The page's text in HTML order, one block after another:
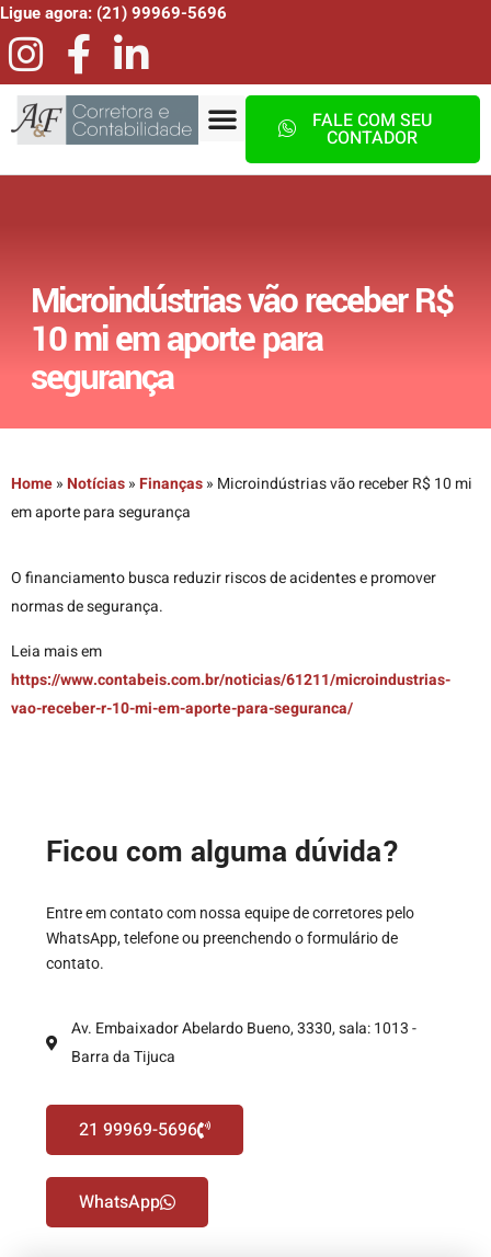
Ligue agora: (21) 99969-5696
FALE COM SEU
CONTADOR
Microindústrias vão receber R$
10 mi em aporte para
segurança
Home»Notícias»Finanças» Microindústrias vão receber R$ 10 mi
em aporte para segurança
O financiamento busca reduzir riscos de acidentes e promover
normas de segurança.
Leia mais em
https://www.contabeis.com.br/noticias/61211/microindustrias-
vao-receber-r-10-mi-em-aporte-para-seguranca/
Ficou com alguma dúvida?
Entre em contato com nossa equipe de corretores pelo
WhatsApp, telefone ou preenchendo o formulário de
contato.
Av. Embaixador Abelardo Bueno, 3330, sala: 1013 -
Barra da Tijuca
21 99969-5696
WhatsApp